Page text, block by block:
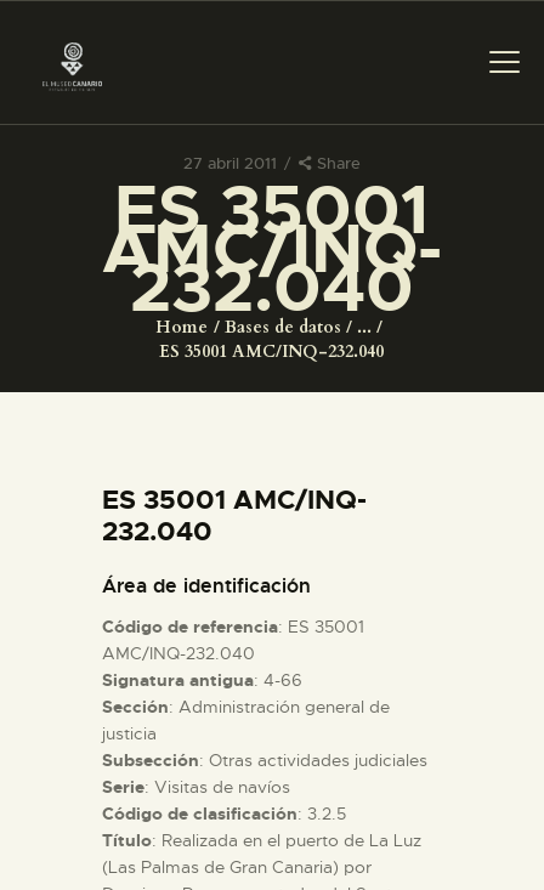
27 abril 2011 Share
ES 35001
AMC/INQ-
232.040
Home Bases de datos
...
ES 35001 AMC/INQ-232.040
PREPARAR LA VISITA
ACTIVIDADES
COLECCIONES
ESPAÑOL
PREPARAR LA VISITA
ACTIVIDADES
█
ES 35001 AMC/INQ-
232.040
Área de identificación
Código de referencia: ES 35001
AMC/INQ-232.040
Signatura antigua: 4-66
Sección: Administración general de
justicia
Subsección: Otras actividades judiciales
Serie: Visitas de navíos
Código de clasificación: 3.2.5
Título: Realizada en el puerto de La Luz
(Las Palmas de Gran Canaria) por